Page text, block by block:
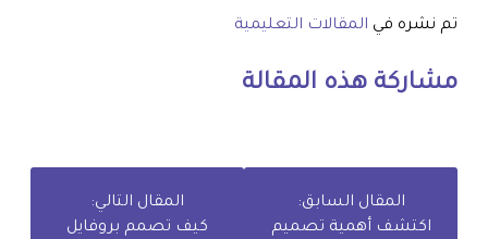
تم نشره في المقالات التعليمية
مشاركة هذه المقالة
المقال السابق:
اكتشف أهمية تصميم
المقال التالي:
كيف تصمم بروفايل